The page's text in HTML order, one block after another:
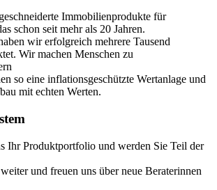
Immobilienprodukte für
schon seit mehr als 20 Jahren.
wir erfolgreich mehrere Tausend
Wir machen Menschen zu
so eine inflationsgeschützte Wertanlage und
mit echten Werten.
Ihr Produktportfolio und werden Sie Teil der
und freuen uns über neue Beraterinnen